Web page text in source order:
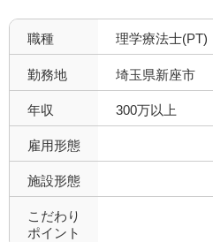
職種 理学療法士(PT)
勤務地 埼玉県新座市
年収 300万以上
雇用形態
施設形態
こだわり
ポイント